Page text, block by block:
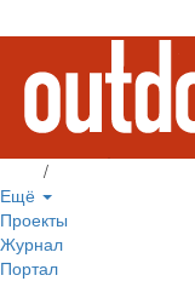
/
Ещё
Проекты
Журнал
Портал